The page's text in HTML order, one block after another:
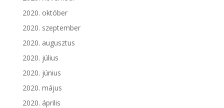
2020. október
2020. szeptember
2020. augusztus
2020. július
2020. június
2020. május
2020. április